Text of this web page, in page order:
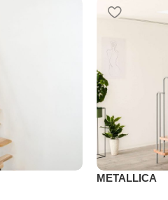
METALLICA